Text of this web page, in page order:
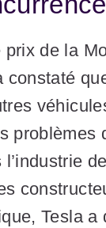
de la
constaté
problèmes
Tesla